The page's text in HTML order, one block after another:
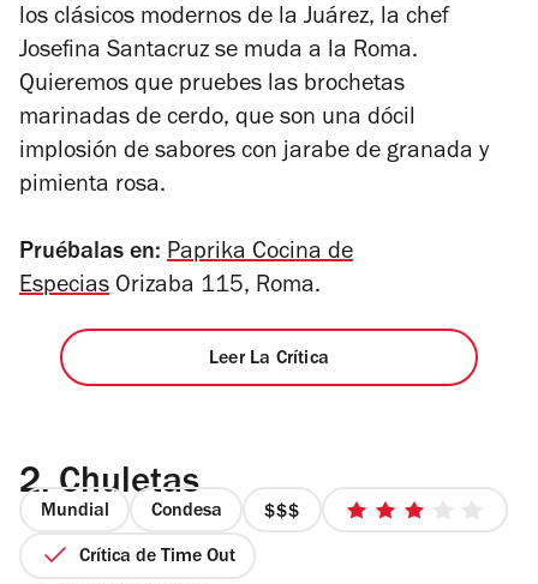
los clásicos modernos de la Juárez, la chef
Josefina Santacruz se muda a la Roma.
Quieremos que pruebes las brochetas
marinadas de cerdo, que son una dócil
implosión de sabores con jarabe de granada y
pimienta rosa.
Pruébalas en: Paprika Cocina de
Especias Orizaba 115, Roma.
Leer La Crítica
2. Chuletas
Mundial Condesa
precio
3
Crítica de Time Out